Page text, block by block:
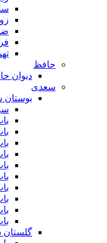
حافظ
دیوان
سعدی
بوستان
گلستان